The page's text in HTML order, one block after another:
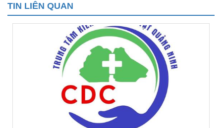
TIN LIÊN QUAN